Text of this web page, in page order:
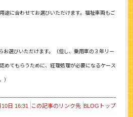
途に合わせてお選びいただけます。福祉車両もご
お選びいただけます。（但し、乗用車の３年リー
めてもらうために、経理処理が必要になるケース
）
日 16:31 この記事のリンク先 BLOGトップ